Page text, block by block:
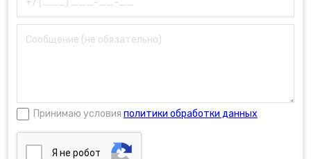
Принимаю условия политики обработки данных
Я нe poбoт